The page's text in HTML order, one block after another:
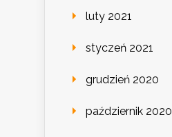
luty 2021
styczeń 2021
grudzień 2020
październik 2020